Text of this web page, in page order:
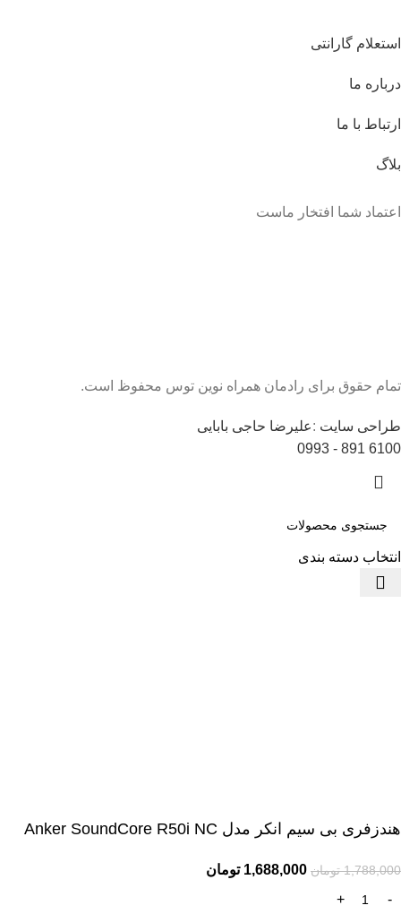
استعلام گارانتی
درباره ما
ارتباط با ما
بلاگ
اعتماد شما افتخار ماست
تمام حقوق برای رادمان همراه نوین توس محفوظ است.
طراحی سایت :علیرضا حاجی بابایی
6100 891 - 0993
انتخاب دسته بندی
هندزفری بی سیم انکر مدل Anker SoundCore R50i NC
1,788,000 تومان 1,688,000 تومان